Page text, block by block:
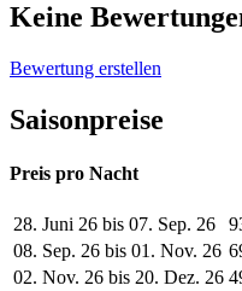
Keine
Bewertung erstellen
Saisonpreise
Preis pro Nacht
28. Juni 26 bis 07. Sep. 26
08. Sep. 26 bis 01. Nov. 26
02. Nov. 26 bis 20. Dez. 26